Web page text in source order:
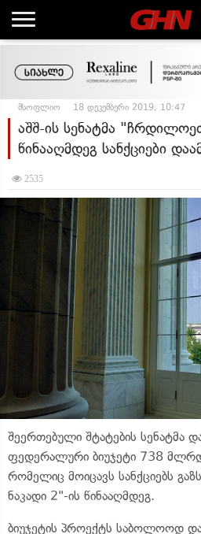
მსოფლიო 18 დეკემბერი 2019, 10:47
აშშ-ის სენატმა
წინააღმდეგ სანქციები
2535
შეერთებული შტატების სენატმა
ფედერალური ბიუჯეტი 738
რომელიც მოიცავს სანქციებს
ნაკადი 2"-ის წინააღმდეგ.
ბიუჯეტის პროექტს საბოლოოდ